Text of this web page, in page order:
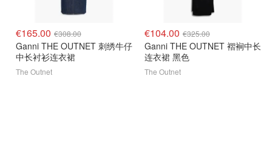
€165.00 €308.00
Ganni THE OUTNET 刺绣牛仔
中长衬衫连衣裙
The Outnet
€104.00 €325.00
Ganni THE OUTNET 褶裥中长
连衣裙 黑色
The Outnet